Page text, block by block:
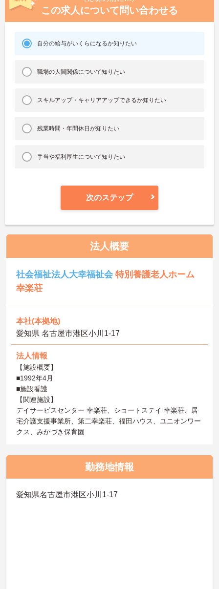
この求人について問い合わせる
自分の給与がいくらになるか知りたい
職場の人間関係について知りたい
スキルアップ・キャリアアップできるか知りたい
残業時間・年間休日が知りたい
手当や福利厚生について知りたい
次のステップ
法人概要
社会福祉法人大幸福祉会特別養護老人ホーム
幸楽荘
本社(本拠地)
愛知県 名古屋市港区小川1-17
法人情報
【施設概要】
■1992年4月
■施設看護
【関連施設】
デイサービスセンター 幸楽荘、ショートステイ 幸楽荘、居
宅介護支援事業所、第二幸楽荘、福田ハウス、ユニオンワー
クス、みかづき保育園
勤務地情報
愛知県名古屋市港区小川1-17